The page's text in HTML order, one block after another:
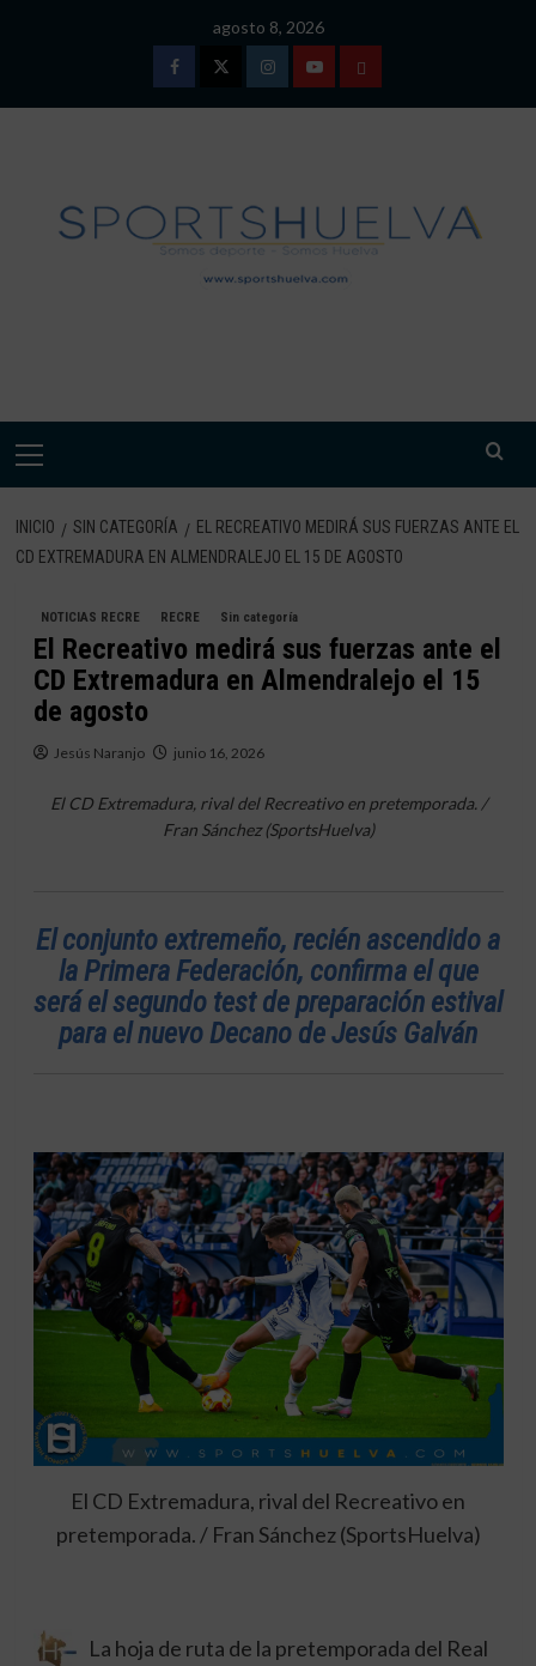
agosto 8, 2026
FacebookTwitterInstagramYoutubeTÉRMINOS
DE
USO
Menú
INICIO SIN CATEGORÍA
EL RECREATIVO MEDIRÁ SUS FUERZAS ANTE EL
CD EXTREMADURA EN ALMENDRALEJO EL 15 DE AGOSTO
NOTICIAS RECRE RECRE Sin categoría
El Recreativo medirá sus fuerzas ante el
CD Extremadura en Almendralejo el 15
de agosto
Jesús Naranjo junio 16, 2026
El CD Extremadura, rival del Recreativo en pretemporada. /
Fran Sánchez (SportsHuelva)
El conjunto extremeño, recién ascendido a
la Primera Federación, confirma el que
será el segundo test de preparación estival
para el nuevo Decano de Jesús Galván
El CD Extremadura, rival del Recreativo en
pretemporada. / Fran Sánchez (SportsHuelva)
La hoja de ruta de la pretemporada del Real